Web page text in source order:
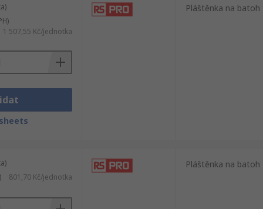
1 507,55 Kč/jednotka
Pláštěnka na batoh
801,70 Kč/jednotka
Pláštěnka na batoh